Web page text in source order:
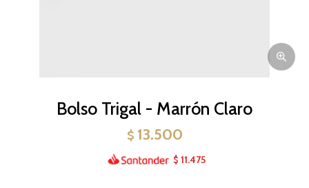
Bolso Trigal - Marrón Claro
$ 13.500
$ 11.475